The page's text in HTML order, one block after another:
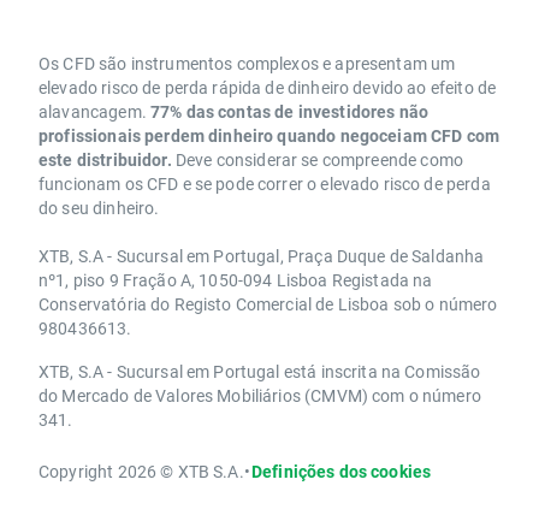
Os CFD são instrumentos complexos e apresentam um
elevado risco de perda rápida de dinheiro devido ao efeito de
alavancagem. 77% das contas de investidores não
profissionais perdem dinheiro quando negoceiam CFD com
este distribuidor. Deve considerar se compreende como
funcionam os CFD e se pode correr o elevado risco de perda
do seu dinheiro.
XTB, S.A - Sucursal em Portugal, Praça Duque de Saldanha
nº1, piso 9 Fração A, 1050-094 Lisboa Registada na
Conservatória do Registo Comercial de Lisboa sob o número
980436613.
XTB, S.A - Sucursal em Portugal está inscrita na Comissão
do Mercado de Valores Mobiliários (CMVM) com o número
341.
Copyright 2026 © XTB S.A.•Definições dos cookies